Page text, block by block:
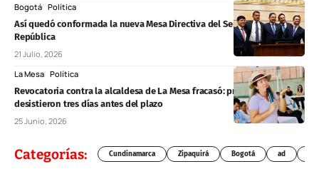
Bogotá Política
Así quedó conformada la nueva Mesa Directiva del Senado de la
República
21 Julio, 2026
La Mesa Política
Revocatoria contra la alcaldesa de La Mesa fracasó: promotores
desistieron tres días antes del plazo
25 Junio, 2026
Categorías: Cundinamarca Zipaquirá Bogotá ad